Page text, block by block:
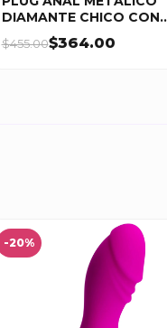
DIAMANTE CHICO CON
CADENA
$455.00$364.00
-20%